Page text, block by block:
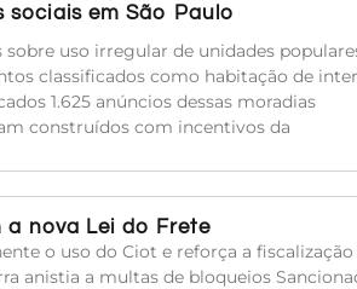
sociais em São Paulo
uso irregular de unidades
classificados como habitação de
1.625 anúncios dessas moradias
construídos com incentivos da
a nova Lei do Frete
o uso do Ciot e reforça a fiscalização
anistia a multas de bloqueios